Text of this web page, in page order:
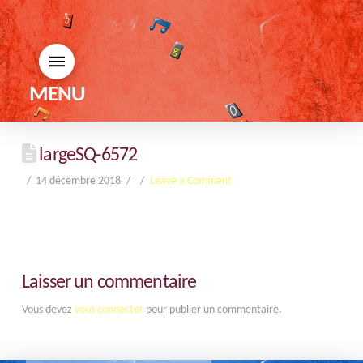
MENU
largeSQ-6572
14 décembre 2018 Leave a Comment
Laisser un commentaire
Vous devez vous connecterpour publier un commentaire.